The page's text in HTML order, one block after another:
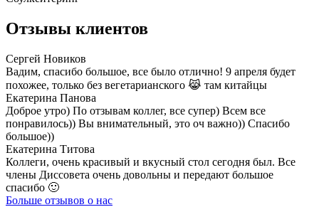
Отзывы клиентов
Сергей Новиков
Вадим, спасибо большое, все было отлично! 9 апреля будет
похожее, только без вегетарианского 😹 там китайцы
Екатерина Панова
Доброе утро) По отзывам коллег, все супер) Всем все
понравилось)) Вы внимательный, это оч важно)) Спасибо
большое))
Екатерина Титова
Коллеги, очень красивый и вкусный стол сегодня был. Все
члены Диссовета очень довольны и передают большое
спасибо 🙂
Больше отзывов о нас